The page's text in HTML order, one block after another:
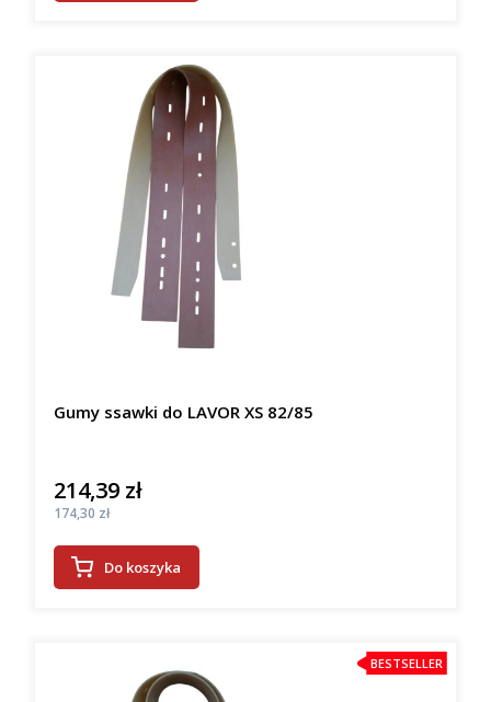
Gumy ssawki do LAVOR XS 82/85
Cena
214,39 zł
Cena
174,30 zł
Do koszyka
BESTSELLER